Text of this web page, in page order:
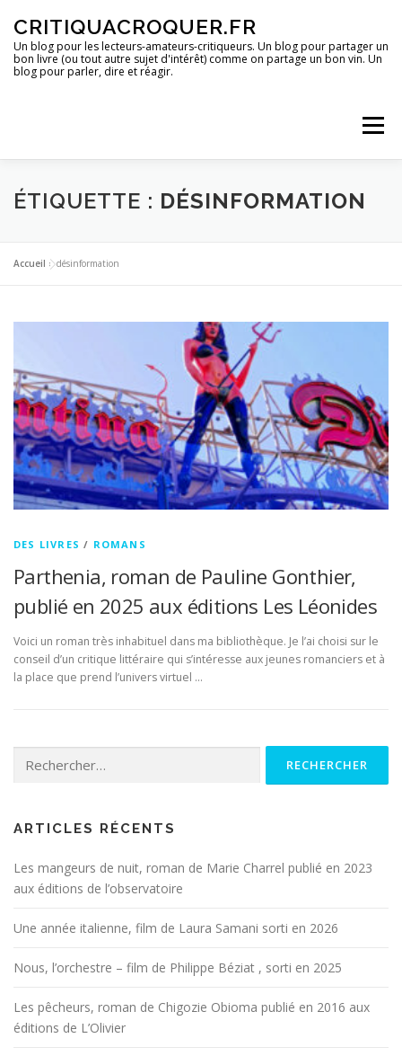
contenu
CRITIQUACROQUER.FR
Un blog pour les lecteurs-amateurs-critiqueurs. Un blog pour partager un
bon livre (ou tout autre sujet d'intérêt) comme on partage un bon vin. Un
blog pour parler, dire et réagir.
Menu
ACCUEIL UN BLOG ? DES LIVRES
DES IMAGES
ÉTIQUETTE : DÉSINFORMATION
Accueil »désinformation
DES LIVRES / ROMANS
Parthenia, roman de Pauline Gonthier,
publié en 2025 aux éditions Les Léonides
Voici un roman très inhabituel dans ma bibliothèque. Je l’ai choisi sur le
conseil d’un critique littéraire qui s’intéresse aux jeunes romanciers et à
la place que prend l’univers virtuel …
ARTICLES RÉCENTS
Les mangeurs de nuit, roman de Marie Charrel publié en 2023
aux éditions de l’observatoire
Une année italienne, film de Laura Samani sorti en 2026
Nous, l’orchestre – film de Philippe Béziat , sorti en 2025
Les pêcheurs, roman de Chigozie Obioma publié en 2016 aux
éditions de L’Olivier